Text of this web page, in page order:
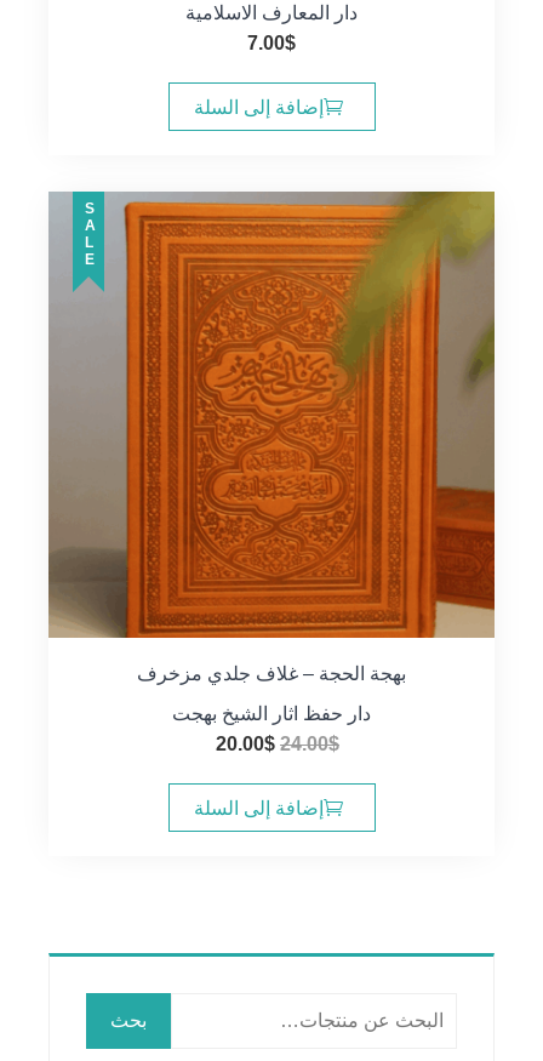
دار المعارف الاسلامية
7.00$
إضافة إلى السلة
SALE
بهجة الحجة – غلاف جلدي مزخرف
دار حفظ اثار الشيخ بهجت
24.00$
السعر
هو:
24.00$.
20.00$
هو:
20.00$.
إضافة إلى السلة
بحث